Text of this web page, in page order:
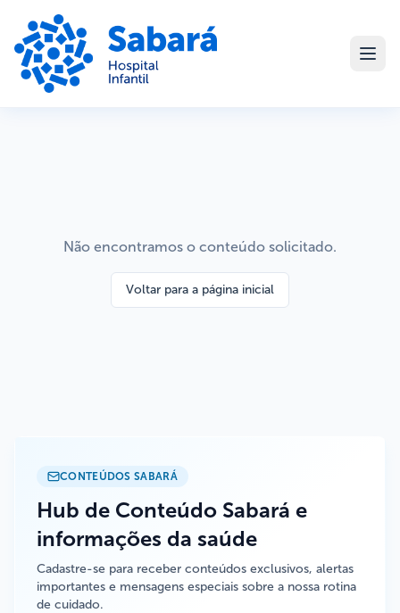
Não encontramos o conteúdo solicitado.
Voltar para a página inicial
CONTEÚDOS SABARÁ
Hub de Conteúdo Sabará e
informações da saúde
Cadastre-se para receber conteúdos exclusivos, alertas
importantes e mensagens especiais sobre a nossa rotina
de cuidado.